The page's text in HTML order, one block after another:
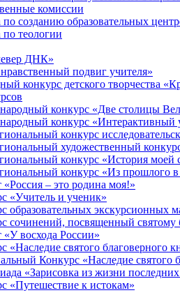
комиссии
по созданию образовательных
по теологии
ДНК»
подвиг учителя»
конкурс детского творчества
конкурс «Две столицы
конкурс «Интерактивный
конкурс
художественный
конкурс «История моей
конкурс «Из прошлого в
«Россия – это родина моя!»
«Учитель и ученик»
образовательных экскурсионных
сочинений, посвященный
«У восхода России»
«Наследие святого благоверного
Конкурс «Наследие святого
«Зарисовка из жизни
«Путешествие к истокам»